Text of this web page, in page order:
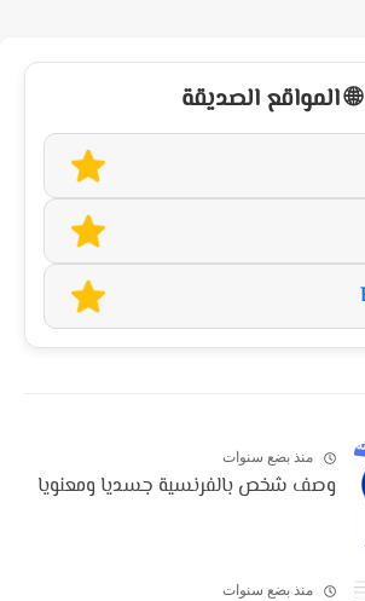
🌐 المواقع الصديقة
منذ بضع سنوات
وصف شخص بالفرنسية جسديا ومعنويا
منذ بضع سنوات